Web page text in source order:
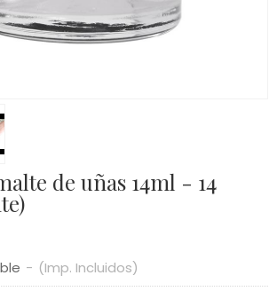
de uñas 14ml - 14
- (Imp. Incluidos)